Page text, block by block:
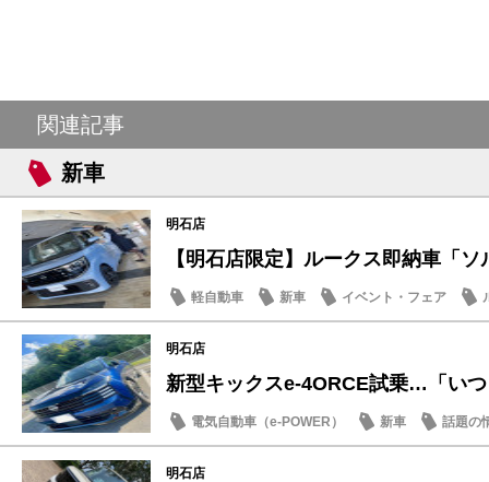
関連記事
新車
明石店
【明石店限定】ルークス即納車「
軽自動車 新車 イベント・フェア
明石店
新型キックスe-4ORCE試乗…「い
電気自動車（e-POWER） 新車 話題の
明石店